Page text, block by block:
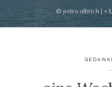
© petra ulbrich | <